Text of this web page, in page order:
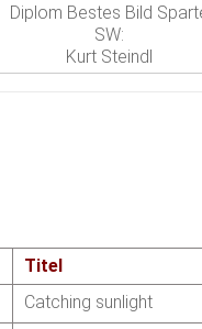
Diplom Bestes Bild
SW:
Kurt Steindl
Titel
Catching sunlight